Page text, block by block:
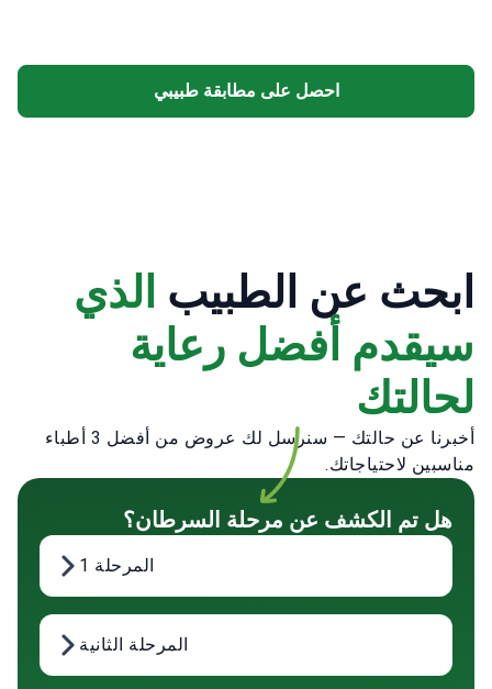
احصل على مطابقة طبيبي
ابحث عن الطبيب الذي
سيقدم أفضل رعاية
لحالتك
أخبرنا عن حالتك — سنرسل لك عروض من أفضل 3 أطباء
مناسبين لاحتياجاتك.
هل تم الكشف عن مرحلة السرطان؟
المرحلة 1
المرحلة الثانية